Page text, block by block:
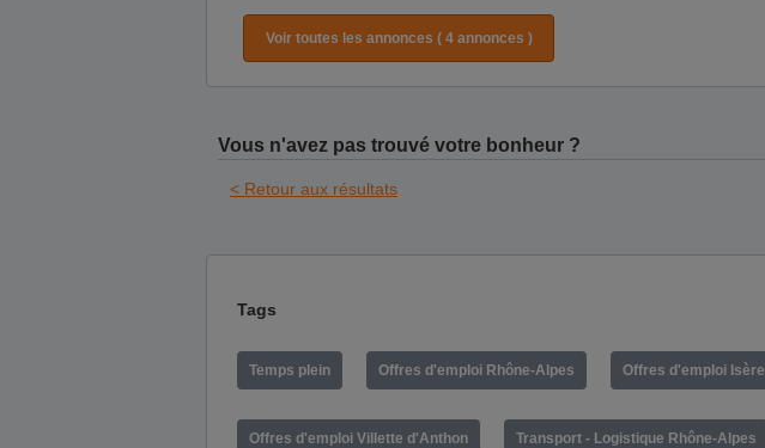
Voir toutes les annonces ( 4 annonces )
Vous n'avez pas trouvé votre bonheur ?
< Retour aux résultats
Tags
Temps plein Offres d'emploi Rhône-Alpes Offres d'emploi Isère
Offres d'emploi Villette d'Anthon Transport - Logistique Rhône-Alpes